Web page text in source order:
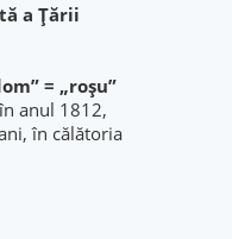
a Ţării
= „roșu”
anul 1812,
în călătoria